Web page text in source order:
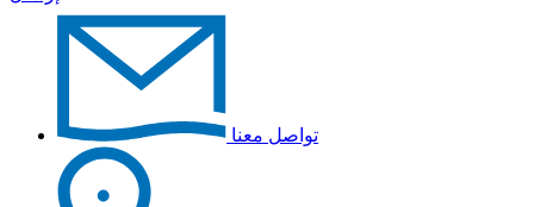
تواصل معنا